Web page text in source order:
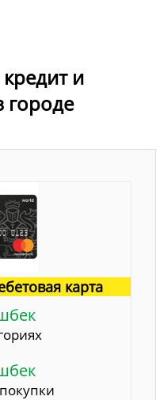
и
городе
карта